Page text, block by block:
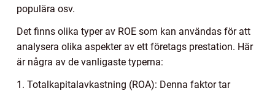
populära osv.
Det finns olika typer av ROE som kan användas för att
analysera olika aspekter av ett företags prestation. Här
är några av de vanligaste typerna:
1. Totalkapitalavkastning (ROA): Denna faktor tar